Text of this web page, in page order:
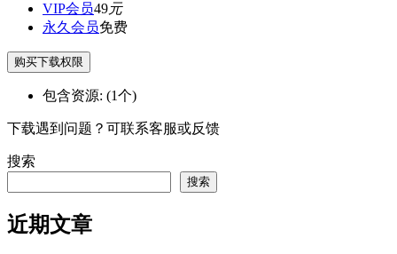
VIP会员49元
永久会员免费
购买下载权限
包含资源: (1个)
下载遇到问题？可联系客服或反馈
搜索
搜索
近期文章